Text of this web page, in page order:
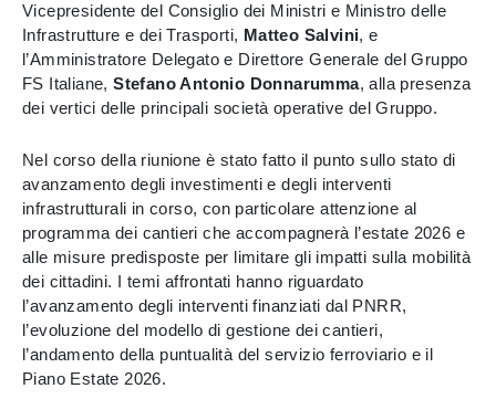
Vicepresidente del Consiglio dei Ministri e Ministro delle
Infrastrutture e dei Trasporti, Matteo Salvini, e
l’Amministratore Delegato e Direttore Generale del Gruppo
FS Italiane,Stefano Antonio Donnarumma, alla presenza
dei vertici delle principali società operative del Gruppo.
Nel corso della riunione è stato fatto il punto sullo stato di
avanzamento degli investimenti e degli interventi
infrastrutturali in corso, con particolare attenzione al
programma dei cantieri che accompagnerà l’estate 2026 e
alle misure predisposte per limitare gli impatti sulla mobilità
dei cittadini. I temi affrontati hanno riguardato
l’avanzamento degli interventi finanziati dal PNRR,
l’evoluzione del modello di gestione dei cantieri,
l’andamento della puntualità del servizio ferroviario e il
Piano Estate 2026.